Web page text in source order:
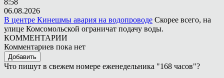
06.08.2026
В центре Кинешмы авария на водопроводе Скорее всего, на
улице Комсомольской ограничат подачу воды.
КОММЕНТАРИИ
Комментариев пока нет
Добавить
Что пишут в свежем номере еженедельника "168 часов"?